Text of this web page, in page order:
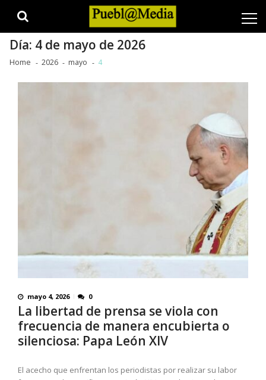
Día: 4 de mayo de 2026
Home 2026 mayo 4
mayo 4, 2026 0
La libertad de prensa se viola con
frecuencia de manera encubierta o
silenciosa: Papa León XIV
El acecho que enfrentan los periodistas por realizar su labor